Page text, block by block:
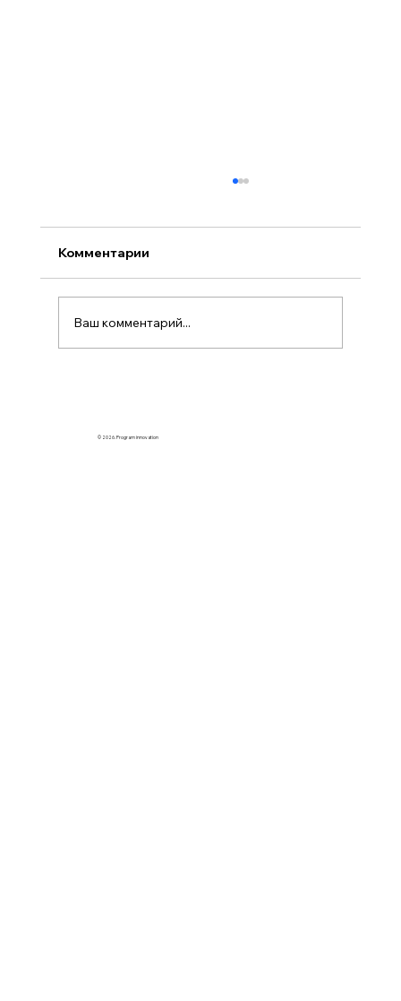
Комментарии
Ваш комментарий...
© 2026. Program innovation